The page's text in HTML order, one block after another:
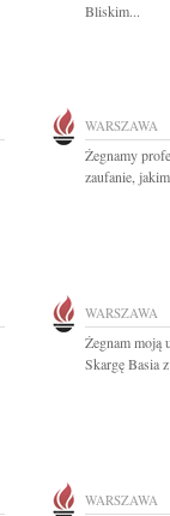
Bliskim...
WARSZAWA
Żegnamy
zaufanie,
WARSZAWA
Żegnam moją
Skargę Basia
WARSZAWA